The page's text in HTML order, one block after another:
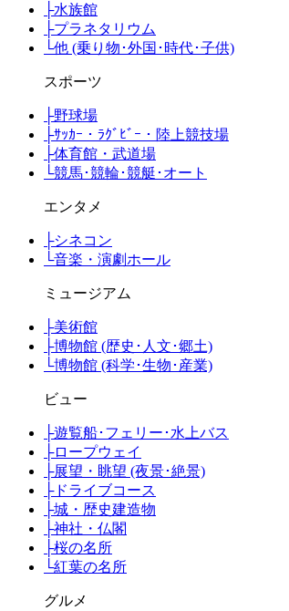
├水族館
├プラネタリウム
└他 (乗り物･外国･時代･子供)
スポーツ
├野球場
├ｻｯｶｰ・ﾗｸﾞﾋﾞｰ・陸上競技場
├体育館・武道場
└競馬･競輪･競艇･オート
エンタメ
├シネコン
└音楽・演劇ホール
ミュージアム
├美術館
├博物館 (歴史･人文･郷土)
└博物館 (科学･生物･産業)
ビュー
├遊覧船･フェリー･水上バス
├ロープウェイ
├展望・眺望 (夜景･絶景)
├ドライブコース
├城・歴史建造物
├神社・仏閣
├桜の名所
└紅葉の名所
グルメ